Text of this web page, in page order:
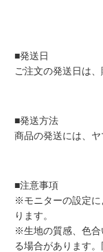
■発送日
ご注文の発送日は、
■発送方法
商品の発送には、ヤ
■注意事項
※モニターの設定に
ります。
※生地の質感、色合
る場合があります